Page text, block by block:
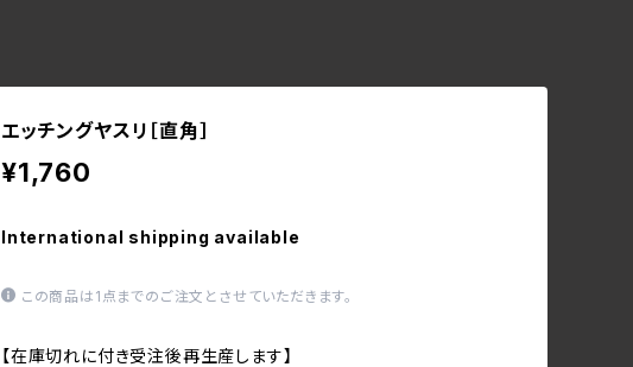
エッチングヤスリ［直角］
¥1,760
International shipping available
この商品は1点までのご注文とさせていただきます。
【在庫切れに付き受注後再生産します】